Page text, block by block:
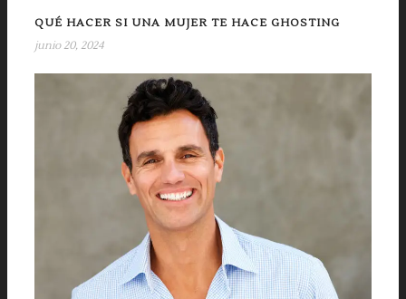
QUÉ HACER SI UNA MUJER TE HACE GHOSTING
junio 20, 2024